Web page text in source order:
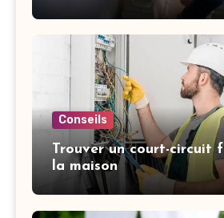
Conseils
Trouver un court-circuit
la maison